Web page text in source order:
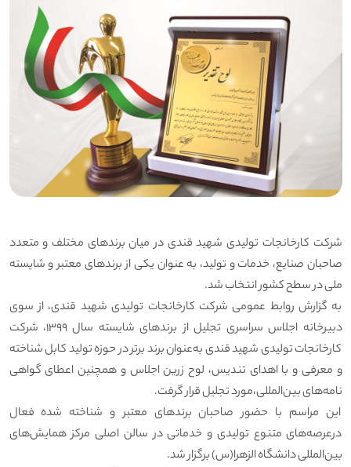
شرکت کارخانجات تولیدی شهید قندی در میان برندهای مختلف و متعدد
صاحبان صنایع، خدمات و تولید، به عنوان یکی از برندهای معتبر و شایسته
ملی در سطح کشور انتخاب شد.
به گزارش روابط عمومی شرکت کارخانجات تولیدی شهید قندی، از سوی
دبیرخانه اجلاس سراسری تجلیل از برندهای شایسته سال 1399، شرکت
کارخانجات تولیدی شهید قندی به‌عنوان برند برتر در حوزه تولید کابل شناخته
و معرفی و با اهدای تندیس، لوح زرین اجلاس و همچنین اعطای گواهی
‌نامه‌های بین‌المللی،مورد تجلیل قرار گرفت.
این مراسم با حضور صاحبان برندهای معتبر و شناخته ‌شده‌ فعال
درعرصه‌های متنوع تولیدی و خدماتی در سالن اصلی مرکز همایش‌های
بین‌المللی دانشگاه الزهرا(س) برگزار شد.